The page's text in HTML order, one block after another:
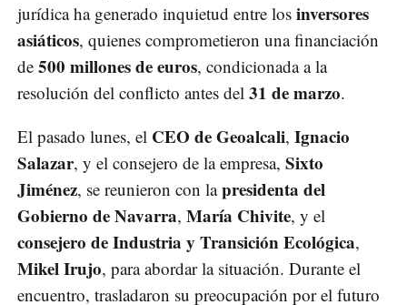
jurídica ha generado inquietud entre los inversores
asiáticos, quienes comprometieron una financiación
de 500 millones de euros, condicionada a la
resolución del conflicto antes del 31 de marzo.
El pasado lunes, el CEO de Geoalcali, Ignacio
Salazar, y el consejero de la empresa, Sixto
Jiménez, se reunieron con lapresidenta del
Gobierno de Navarra, María Chivite, y el
consejero de Industria y Transición Ecológica,
Mikel Irujo, para abordar la situación. Durante el
encuentro, trasladaron su preocupación por el futuro